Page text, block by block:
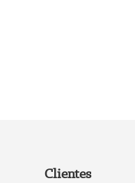
Clientes